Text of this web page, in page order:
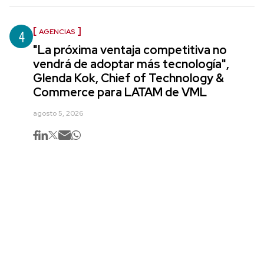
4 AGENCIAS
"La próxima ventaja competitiva no
vendrá de adoptar más tecnología",
Glenda Kok, Chief of Technology &
Commerce para LATAM de VML
agosto 5, 2026